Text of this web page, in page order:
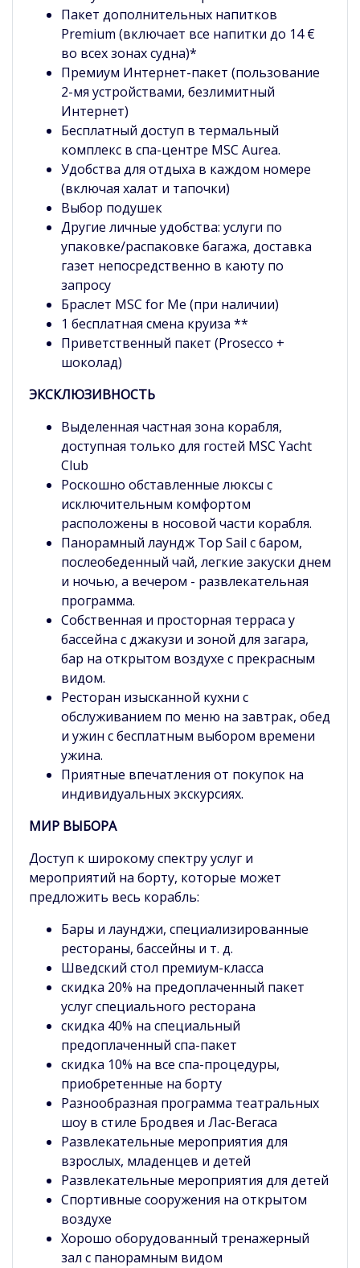
Пакет дополнительных напитков
Premium (включает все напитки до 14 €
во всех зонах судна)*
Премиум Интернет-пакет (пользование
2-мя устройствами, безлимитный
Интернет)
Бесплатный доступ в термальный
комплекс в спа-центре MSC Aurea.
Удобства для отдыха в каждом номере
(включая халат и тапочки)
Выбор подушек
Другие личные удобства: услуги по
упаковке/распаковке багажа, доставка
газет непосредственно в каюту по
запросу
Браслет MSC for Me (при наличии)
1 бесплатная смена круиза **
Приветственный пакет (Prosecco +
шоколад)
ЭКСКЛЮЗИВНОСТЬ
Выделенная частная зона корабля,
доступная только для гостей MSC Yacht
Club
Роскошно обставленные люксы с
исключительным комфортом
расположены в носовой части корабля.
Панорамный лаундж Top Sail с баром,
послеобеденный чай, легкие закуски днем
и ночью, а вечером - развлекательная
программа.
Собственная и просторная терраса у
бассейна с джакузи и зоной для загара,
бар на открытом воздухе с прекрасным
видом.
Ресторан изысканной кухни с
обслуживанием по меню на завтрак, обед
и ужин с бесплатным выбором времени
ужина.
Приятные впечатления от покупок на
индивидуальных экскурсиях.
МИР ВЫБОРА
Доступ к широкому спектру услуг и
мероприятий на борту, которые может
предложить весь корабль:
Бары и лаунджи, специализированные
рестораны, бассейны и т. д.
Шведский стол премиум-класса
скидка 20% на предоплаченный пакет
услуг специального ресторана
скидка 40% на специальный
предоплаченный спа-пакет
скидка 10% на все спа-процедуры,
приобретенные на борту
Разнообразная программа театральных
шоу в стиле Бродвея и Лас-Вегаса
Развлекательные мероприятия для
взрослых, младенцев и детей
Развлекательные мероприятия для детей
Спортивные сооружения на открытом
воздухе
Хорошо оборудованный тренажерный
зал с панорамным видом